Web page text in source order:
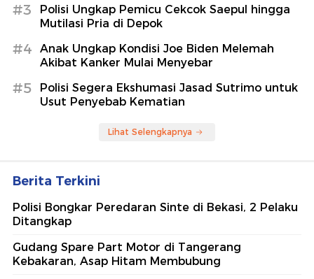
#3
Polisi Ungkap Pemicu Cekcok Saepul hingga
Mutilasi Pria di Depok
#4
Anak Ungkap Kondisi Joe Biden Melemah
Akibat Kanker Mulai Menyebar
#5
Polisi Segera Ekshumasi Jasad Sutrimo untuk
Usut Penyebab Kematian
Lihat Selengkapnya
Berita Terkini
Polisi Bongkar Peredaran Sinte di Bekasi, 2 Pelaku
Ditangkap
Gudang Spare Part Motor di Tangerang
Kebakaran, Asap Hitam Membubung